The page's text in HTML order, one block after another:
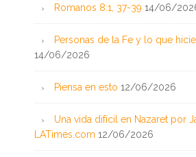
Romanos 8:1, 37-39 14/06/
Personas de la Fe y lo que
14/06/2026
Piensa en esto 12/06/2026
Una vida difícil en Nazaret por
LATimes.com 12/06/2026